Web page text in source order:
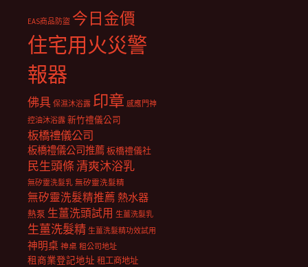
EAS商品防盜 今日金價
住宅用火災警
報器
佛具 保濕沐浴露 印章 感應門神
控油沐浴露 新竹禮儀公司
板橋禮儀公司
板橋禮儀公司推薦板橋禮儀社
民生頭條清爽沐浴乳
無矽靈洗髮乳 無矽靈洗髮精
無矽靈洗髮精推薦 熱水器
熱泵 生薑洗頭試用 生薑洗髮乳
生薑洗髮精 生薑洗髮精功效試用
神明桌 神桌 租公司地址
租商業登記地址 租工商地址